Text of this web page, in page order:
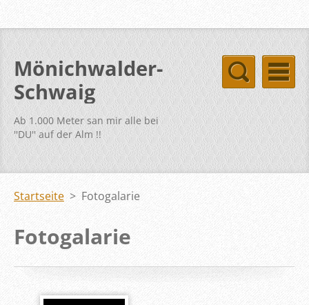
Mönichwalder-
Schwaig
Ab 1.000 Meter san mir alle bei
''DU'' auf der Alm !!
Startseite > Fotogalarie
Fotogalarie